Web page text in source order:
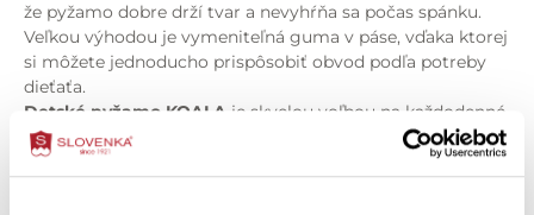
že pyžamo dobre drží tvar a nevyhŕňa sa počas spánku.
Veľkou výhodou je vymeniteľná guma v páse, vďaka ktorej
si môžete jednoducho prispôsobiť obvod podľa potreby
dieťaťa.
Detské pyžamo KOALA je skvelou voľbou na každodenné
nosenie počas chladnejších nocí, ale aj na pohodové
domáce leňošenie.
Špecifikácia produktu